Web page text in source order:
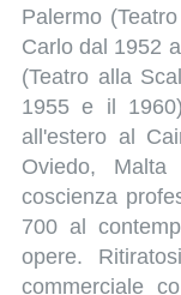
Palermo
Carlo dal 1952
(Teatro alla
1955 e il
all'estero al
Oviedo,
coscienza
700 al
opere.
commerciale